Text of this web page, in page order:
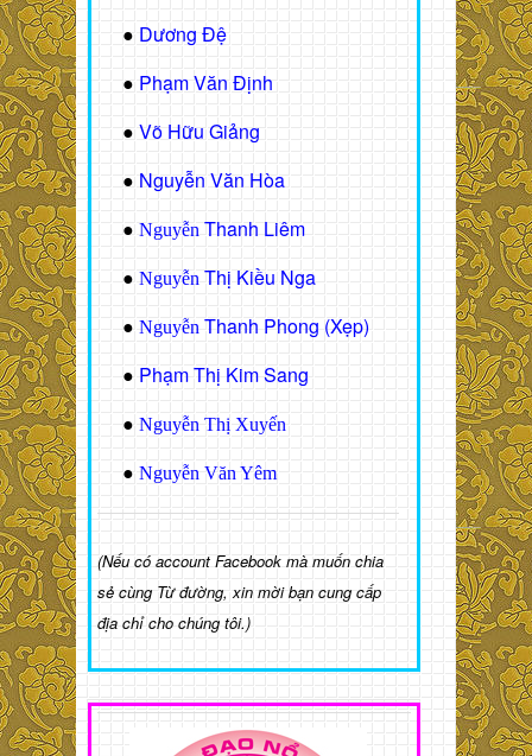
● Dương Đệ
● Phạm Văn Định
● Võ Hữu Giảng
● Nguyễn Văn Hòa
● Nguyễn Thanh Liêm
● Nguyễn Thị Kiều Nga
● Nguyễn Thanh Phong (Xẹp)
● Phạm Thị Kim Sang
● Nguyễn Thị Xuyến
● Nguyễn Văn Yêm
(Nếu có account Facebook mà muốn chia
sẻ cùng Từ đường, xin mời bạn cung cấp
địa chỉ cho chúng tôi.)